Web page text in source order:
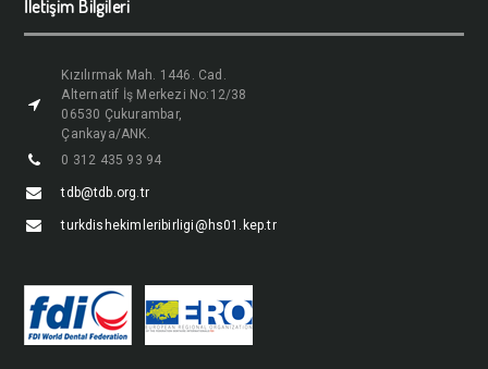
İletişim Bilgileri
Kızılırmak Mah. 1446. Cad.
Alternatif İş Merkezi No:12/38
06530 Çukurambar,
Çankaya/ANK.
0 312 435 93 94
tdb@tdb.org.tr
turkdishekimleribirligi@hs01.kep.tr